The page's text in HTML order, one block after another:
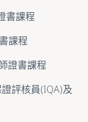
書課程
課程
證書課程
評核員(IQA)及